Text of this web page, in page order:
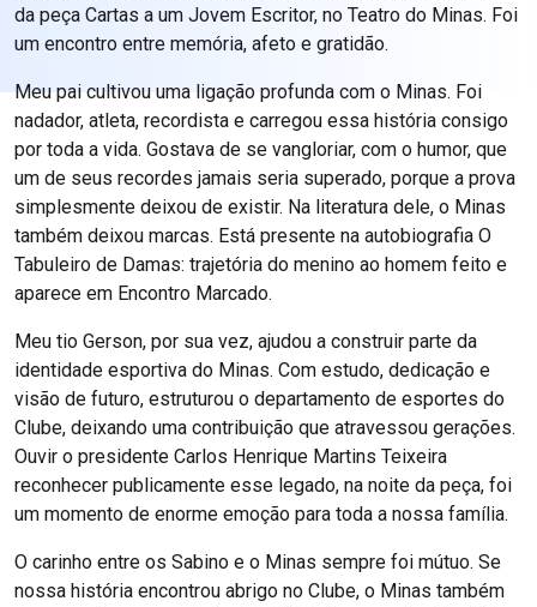
da peça Cartas a um Jovem Escritor, no Teatro do Minas. Foi
um encontro entre memória, afeto e gratidão.
Meu pai cultivou uma ligação profunda com o Minas. Foi
nadador, atleta, recordista e carregou essa história consigo
por toda a vida. Gostava de se vangloriar, com o humor, que
um de seus recordes jamais seria superado, porque a prova
simplesmente deixou de existir. Na literatura dele, o Minas
também deixou marcas. Está presente na autobiografia O
Tabuleiro de Damas: trajetória do menino ao homem feito e
aparece em Encontro Marcado.
Meu tio Gerson, por sua vez, ajudou a construir parte da
identidade esportiva do Minas. Com estudo, dedicação e
visão de futuro, estruturou o departamento de esportes do
Clube, deixando uma contribuição que atravessou gerações.
Ouvir o presidente Carlos Henrique Martins Teixeira
reconhecer publicamente esse legado, na noite da peça, foi
um momento de enorme emoção para toda a nossa família.
O carinho entre os Sabino e o Minas sempre foi mútuo. Se
nossa história encontrou abrigo no Clube, o Minas também